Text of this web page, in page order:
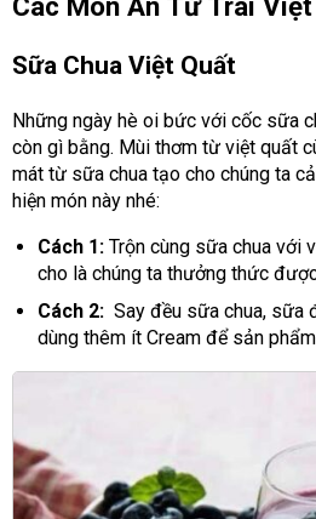
Sữa Chua Việt Quất
Những ngày hè oi bức với cốc sữa
còn gì bằng. Mùi thơm từ việt quất
mát từ sữa chua tạo cho chúng ta
hiện món này nhé:
Cách 1:Trộn cùng sữa chua với
cho là chúng ta thưởng thức
Cách 2: Say đều sữa chua, sữa
dùng thêm ít Cream để sản